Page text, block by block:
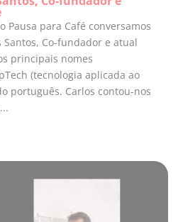
Pausa para Café conversamos
Santos, Co-fundador e atual
principais nomes
(tecnologia aplicada ao
português. Carlos contou-nos